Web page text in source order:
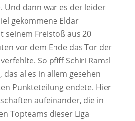
Und dann war es der leider
gekommene Eldar
seinem Freistoß aus 20
vor dem Ende das Tor der
So pfiff Schiri Ramsl
das alles in allem gesehen
Punkteteilung endete. Hier
aufeinander, die in
Topteams dieser Liga